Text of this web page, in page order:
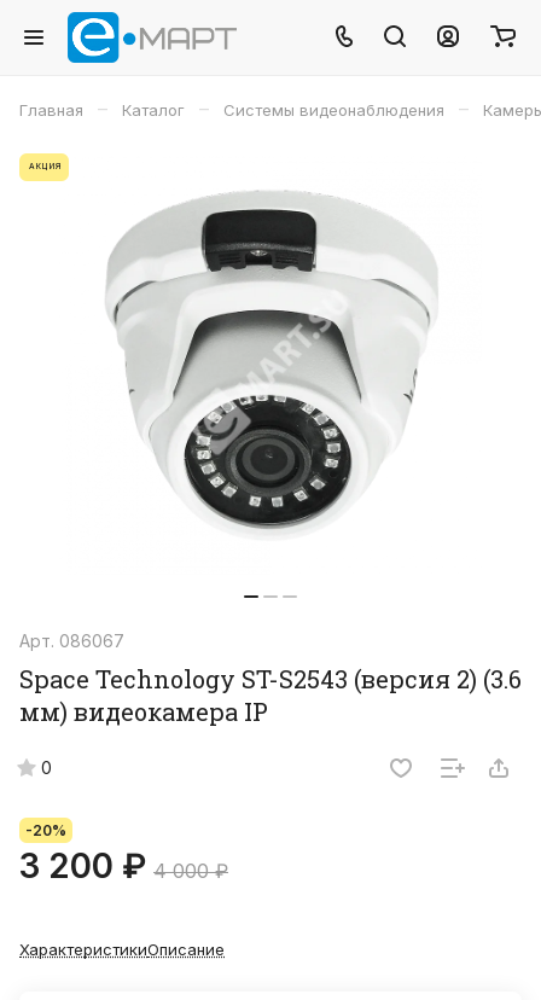
Главная – Каталог – Системы видеонаблюдения –
АКЦИЯ
Арт. 086067
Space Technology ST-S2543 (версия 2) (3.6
мм) видеокамера IP
0
-20%
3 200 ₽ 4 000 ₽
ХарактеристикиОписание